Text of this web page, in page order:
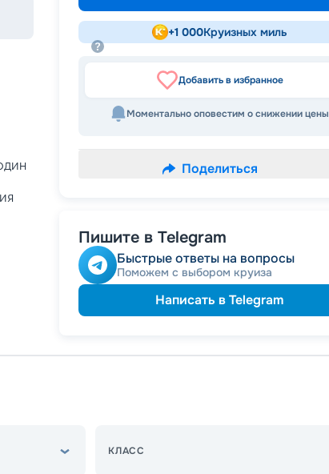
+1 000Круизных миль
Добавить в избранное
Моментально оповестим о снижении цены
Поделиться
Пишите в Telegram
Быстрые ответы на вопросы
Поможем с выбором круиза
Написать в Telegram
КЛАСС